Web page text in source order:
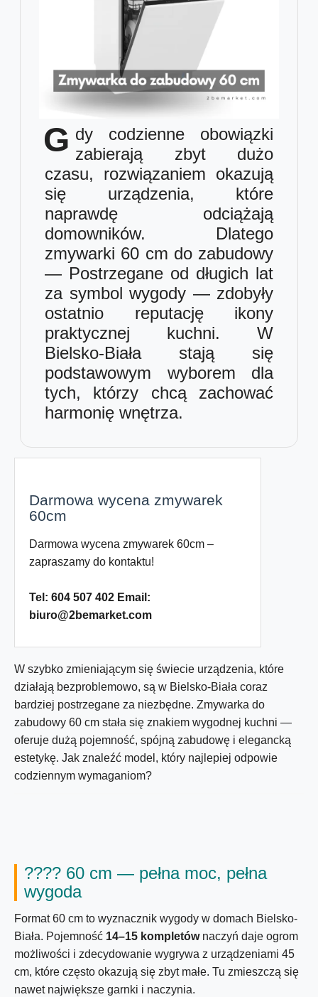
G dy codzienne obowiązki
zabierają zbyt dużo
czasu, rozwiązaniem okazują
się urządzenia, które
naprawdę odciążają
domowników. Dlatego
zmywarki 60 cm do zabudowy
— Postrzegane od długich lat
za symbol wygody — zdobyły
ostatnio reputację ikony
praktycznej kuchni. W
Bielsko-Biała stają się
podstawowym wyborem dla
tych, którzy chcą zachować
harmonię wnętrza.
Darmowa wycena zmywarek
60cm
Darmowa wycena zmywarek 60cm –
zapraszamy do kontaktu!
Tel: 604 507 402 Email:
biuro@2bemarket.com
W szybko zmieniającym się świecie urządzenia, które
działają bezproblemowo, są w Bielsko-Biała coraz
bardziej postrzegane za niezbędne. Zmywarka do
zabudowy 60 cm stała się znakiem wygodnej kuchni —
oferuje dużą pojemność, spójną zabudowę i elegancką
estetykę. Jak znaleźć model, który najlepiej odpowie
codziennym wymaganiom?
???? 60 cm — pełna moc, pełna
wygoda
Format60 cm to wyznacznik wygody w domach Bielsko-
Biała. Pojemność 14–15 kompletównaczyń daje ogrom
możliwości i zdecydowanie wygrywa z urządzeniami 45
cm, które często okazują się zbyt małe. Tu zmieszczą się
nawet największe garnki i naczynia.